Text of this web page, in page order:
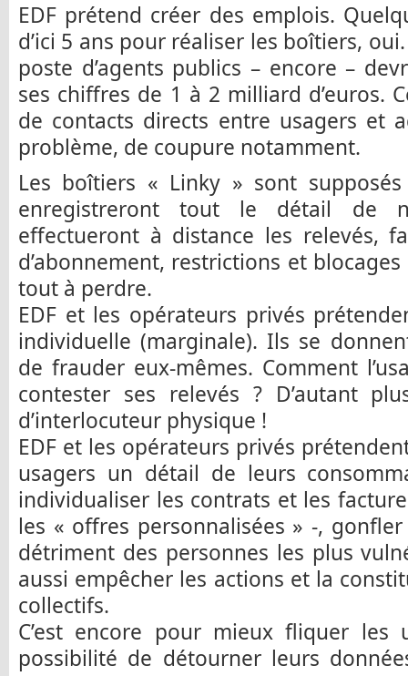
EDF prétend créer des emplois.
d’ici 5 ans pour réaliser les boîtiers,
poste d’agents publics – encore –
ses chiffres de 1 à 2 milliard d’euros.
de contacts directs entre usagers et
problème, de coupure notamment.
Les boîtiers « Linky » sont
enregistreront tout le détail de
effectueront à distance les relevés,
d’abonnement, restrictions et
tout à perdre.
EDF et les opérateurs privés
individuelle (marginale). Ils se
de frauder eux-mêmes. Comment
contester ses relevés ? D’autant
d’interlocuteur physique !
EDF et les opérateurs privés
usagers un détail de leurs
individualiser les contrats et les
les « offres personnalisées » -,
détriment des personnes les plus
aussi empêcher les actions et la
collectifs.
C’est encore pour mieux fliquer
possibilité de détourner leurs